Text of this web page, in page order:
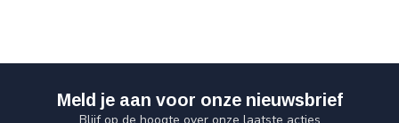
Meld je aan voor onze nieuwsbrief
Blijf op de hoogte over onze laatste acties